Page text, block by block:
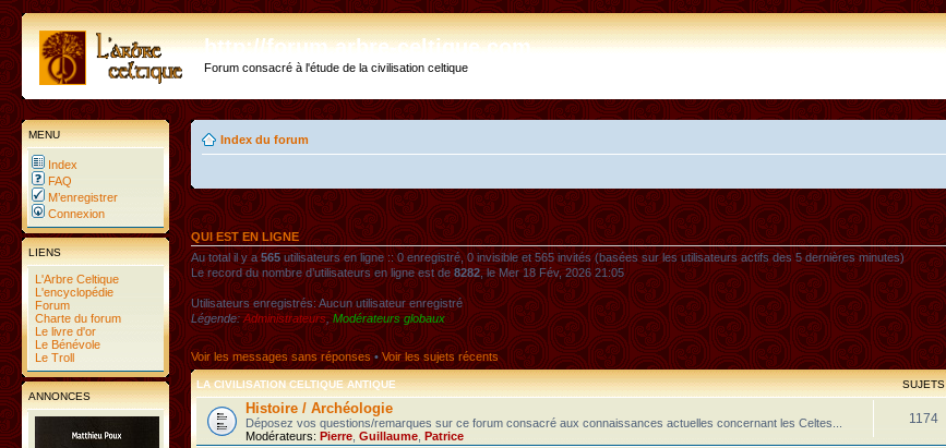
http://forum.arbre-celtique.com
Forum consacré à l'étude de la civilisation celtique
MENU
Index
FAQ
M’enregistrer
Connexion
LIENS
L'Arbre Celtique
L'encyclopédie
Forum
Charte du forum
Le livre d'or
Le Bénévole
Le Troll
ANNONCES
Index du forum
QUI EST EN LIGNE
Au total il y a565utilisateurs en ligne :: 0 enregistré, 0 invisible et 565 invités (basées sur les utilisateurs actifs des 5 dernières minutes)
Le record du nombre d’utilisateurs en ligne est de8282, le Mer 18 Fév, 2026 21:05
Utilisateurs enregistrés: Aucun utilisateur enregistré
Légende:Administrateurs,Modérateurs globaux
Voir les messages sans réponses•Voir les sujets récents
LA CIVILISATION CELTIQUE ANTIQUE SUJETS
Histoire / Archéologie
Déposez vos questions/remarques sur ce forum consacré aux connaissances actuelles concernant les Celtes...
Modérateurs: Pierre Guillaume Patrice
1174